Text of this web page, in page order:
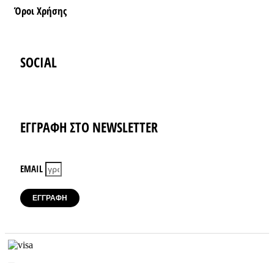
Όροι Xρήσης
SOCIAL
ΕΓΓΡΑΦΗ ΣΤΟ NEWSLETTER
EMAIL
ΕΓΓΡΑΦΗ